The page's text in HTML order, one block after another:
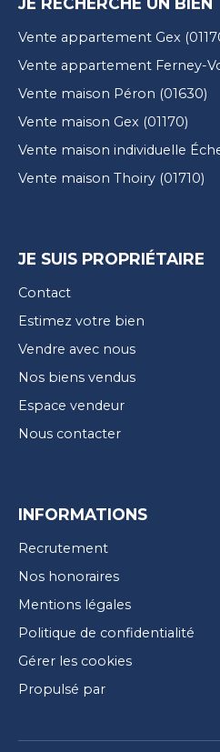
Vente appartement Gex
Vente appartement Ferney-
Vente maison Péron (01630)
Vente maison Gex (01170)
Vente maison individuelle
Vente maison Thoiry (01710)
JE SUIS PROPRIÉTAIRE
Contact
Estimez votre bien
Vendre avec nous
Nos biens vendus
Espace vendeur
Nous contacter
INFORMATIONS
Recrutement
Nos honoraires
Mentions légales
Politique de confidentialité
Gérer les cookies
Propulsé par